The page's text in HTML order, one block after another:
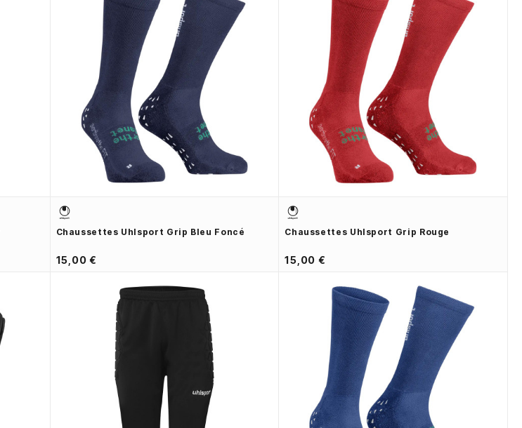
Chaussettes Uhlsport Grip Bleu Foncé
15,00 €
Chaussettes Uhlsport Grip Rouge
15,00 €